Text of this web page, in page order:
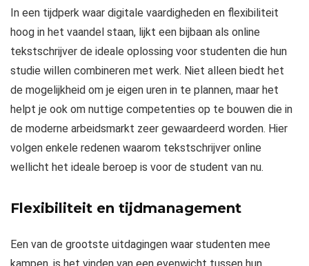
In een tijdperk waar digitale vaardigheden en flexibiliteit
hoog in het vaandel staan, lijkt een bijbaan als online
tekstschrijver de ideale oplossing voor studenten die hun
studie willen combineren met werk. Niet alleen biedt het
de mogelijkheid om je eigen uren in te plannen, maar het
helpt je ook om nuttige competenties op te bouwen die in
de moderne arbeidsmarkt zeer gewaardeerd worden. Hier
volgen enkele redenen waarom tekstschrijver online
wellicht het ideale beroep is voor de student van nu.
Flexibiliteit en tijdmanagement
Een van de grootste uitdagingen waar studenten mee